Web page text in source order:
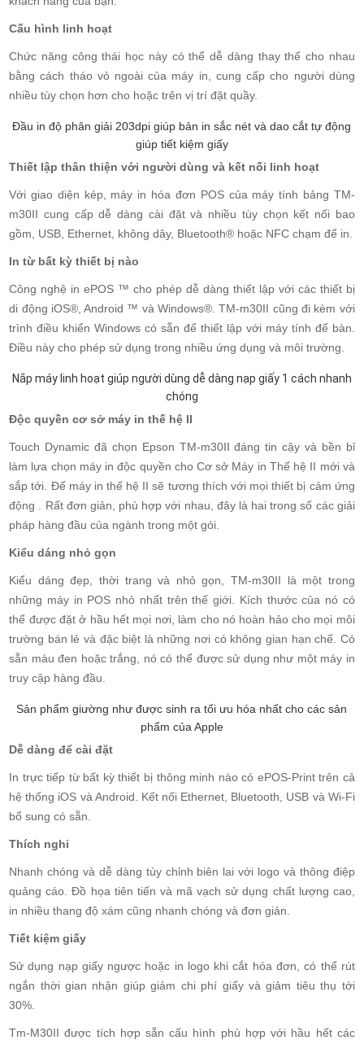
Cấu hình linh hoạt
Chức năng công thái học này có thể dễ dàng thay thế cho nhau
bằng cách tháo vỏ ngoài của máy in, cung cấp cho người dùng
nhiều tùy chọn hơn cho hoặc trên vị trí đặt quầy.
Đầu in độ phân giải 203dpi giúp bản in sắc nét và dao cắt tự động
giúp tiết kiệm giấy
Thiết lập thân thiện với người dùng và kết nối linh hoạt
Với giao diện kép, máy in hóa đơn POS của máy tính bảng TM-
m30II cung cấp dễ dàng cài đặt và nhiều tùy chọn kết nối bao
gồm, USB, Ethernet, không dây, Bluetooth® hoặc NFC chạm để in.
In từ bất kỳ thiết bị nào
Công nghệ in ePOS ™ cho phép dễ dàng thiết lập với các thiết bị
di động iOS®, Android ™ và Windows®. TM-m30II cũng đi kèm với
trình điều khiển Windows có sẵn để thiết lập với máy tính để bàn.
Điều này cho phép sử dụng trong nhiều ứng dụng và môi trường.
Nắp máy linh hoạt giúp người dùng dễ dàng nạp giấy 1 cách nhanh
chóng
Độc quyền cơ sở máy in thế hệ II
Touch Dynamic đã chọn Epson TM-m30II đáng tin cậy và bền bỉ
làm lựa chọn máy in độc quyền cho Cơ sở Máy in Thế hệ II mới và
sắp tới. Đế máy in thế hệ II sẽ tương thích với mọi thiết bị cảm ứng
động . Rất đơn giản, phù hợp với nhau, đây là hai trong số các giải
pháp hàng đầu của ngành trong một gói.
Kiểu dáng nhỏ gọn
Kiểu dáng đẹp, thời trang và nhỏ gọn, TM-m30II là một trong
những máy in POS nhỏ nhất trên thế giới. Kích thước của nó có
thể được đặt ở hầu hết mọi nơi, làm cho nó hoàn hảo cho mọi môi
trường bán lẻ và đặc biệt là những nơi có không gian hạn chế. Có
sẵn màu đen hoặc trắng, nó có thể được sử dụng như một máy in
truy cập hàng đầu.
Sản phẩm giường như được sinh ra tối ưu hóa nhất cho các sản
phẩm của Apple
Dễ dàng để cài đặt
In trực tiếp từ bất kỳ thiết bị thông minh nào có ePOS-Print trên cả
hệ thống iOS và Android. Kết nối Ethernet, Bluetooth, USB và Wi-Fi
bổ sung có sẵn.
Thích nghi
Nhanh chóng và dễ dàng tùy chỉnh biên lai với logo và thông điệp
quảng cáo. Đồ họa tiên tiến và mã vạch sử dụng chất lượng cao,
in nhiều thang độ xám cũng nhanh chóng và đơn giản.
Tiết kiệm giấy
Sử dụng nạp giấy ngược hoặc in logo khi cắt hóa đơn, có thể rút
ngắn thời gian nhận giúp giảm chi phí giấy và giảm tiêu thụ tới
30%.
Tm-M30II được tích hợp sẵn cấu hình phù hợp với hầu hết các